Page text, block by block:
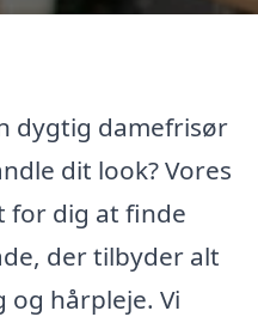
dygtig damefrisør
dit look? Vores
for dig at finde
der tilbyder alt
hårpleje. Vi